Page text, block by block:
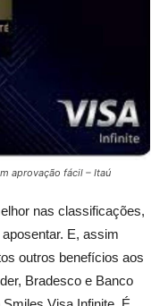
aprovação fácil – Itaú
nas classificações,
E, assim
outros benefícios aos
Bradesco e Banco